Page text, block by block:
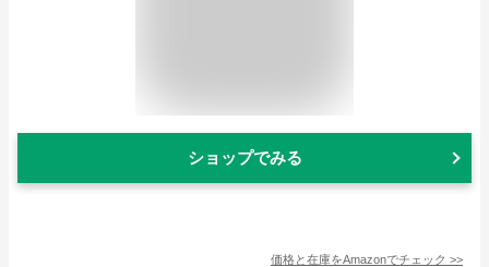
ショップでみる
価格と在庫をAmazonでチェック >>